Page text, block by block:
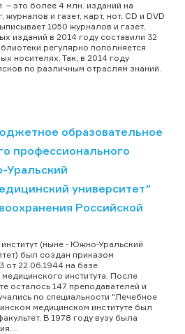
это более 4 млн. изданий на
и газет, карт, нот, CD и DVD
1050 журналов и газет,
изданий в 2014 году составили 32
регулярно пополняется
носителях. Так, в 2014 году
по различным отраслям знаний.
образовательное
профессионального
Уральский
университет"
Российской
(ныне - Южно-Уральский
был создан приказом
22.06.1944 на базе
института. После
осталось 147 преподавателей и
по специальности "Лечебное
медицинском институте был
В 1978 году вузу была